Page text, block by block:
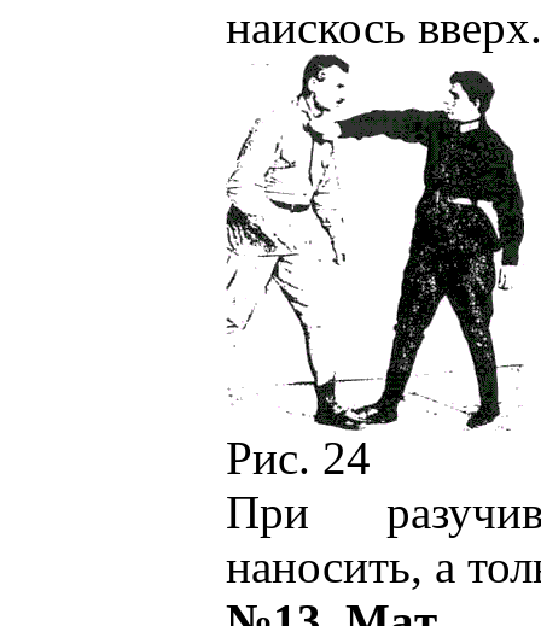
наискось вверх.
Рис. 24
При
наносить, а